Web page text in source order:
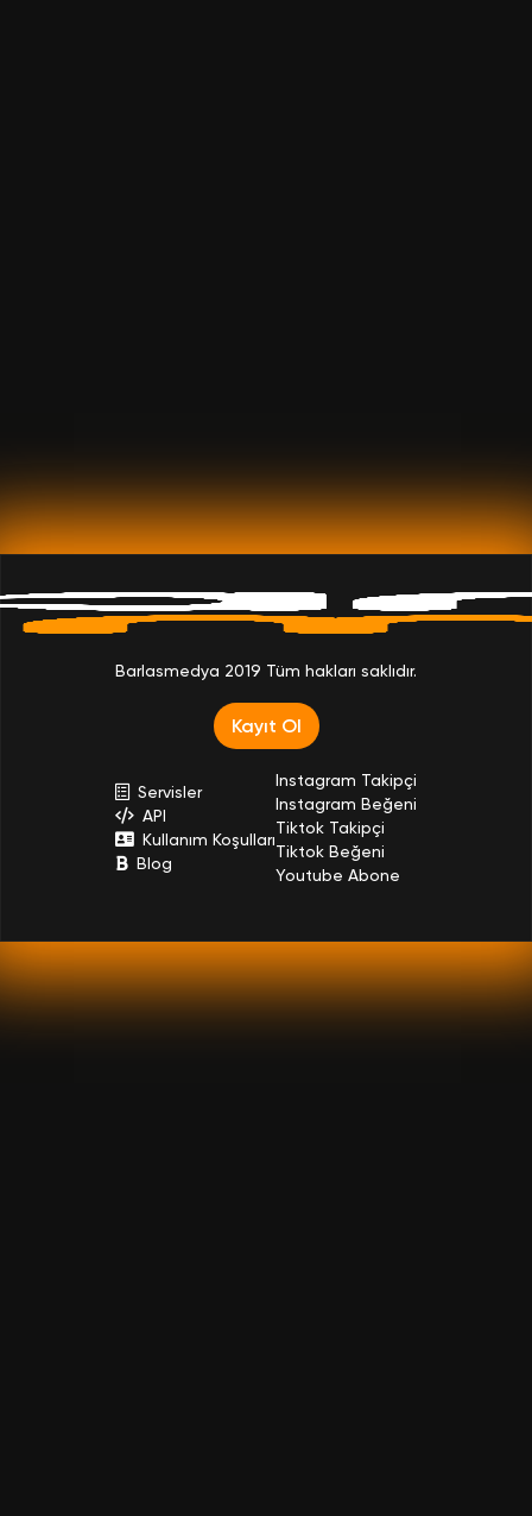
Barlasmedya 2019 Tüm hakları saklıdır.
Kayıt Ol
Servisler
API
Kullanım Koşulları
Blog
Instagram Takipçi
Instagram Beğeni
Tiktok Takipçi
Tiktok Beğeni
Youtube Abone